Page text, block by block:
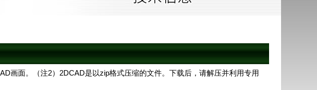
画面。（注2）2DCAD是以zip格式压缩的文件。下载后，请解压并利用专用